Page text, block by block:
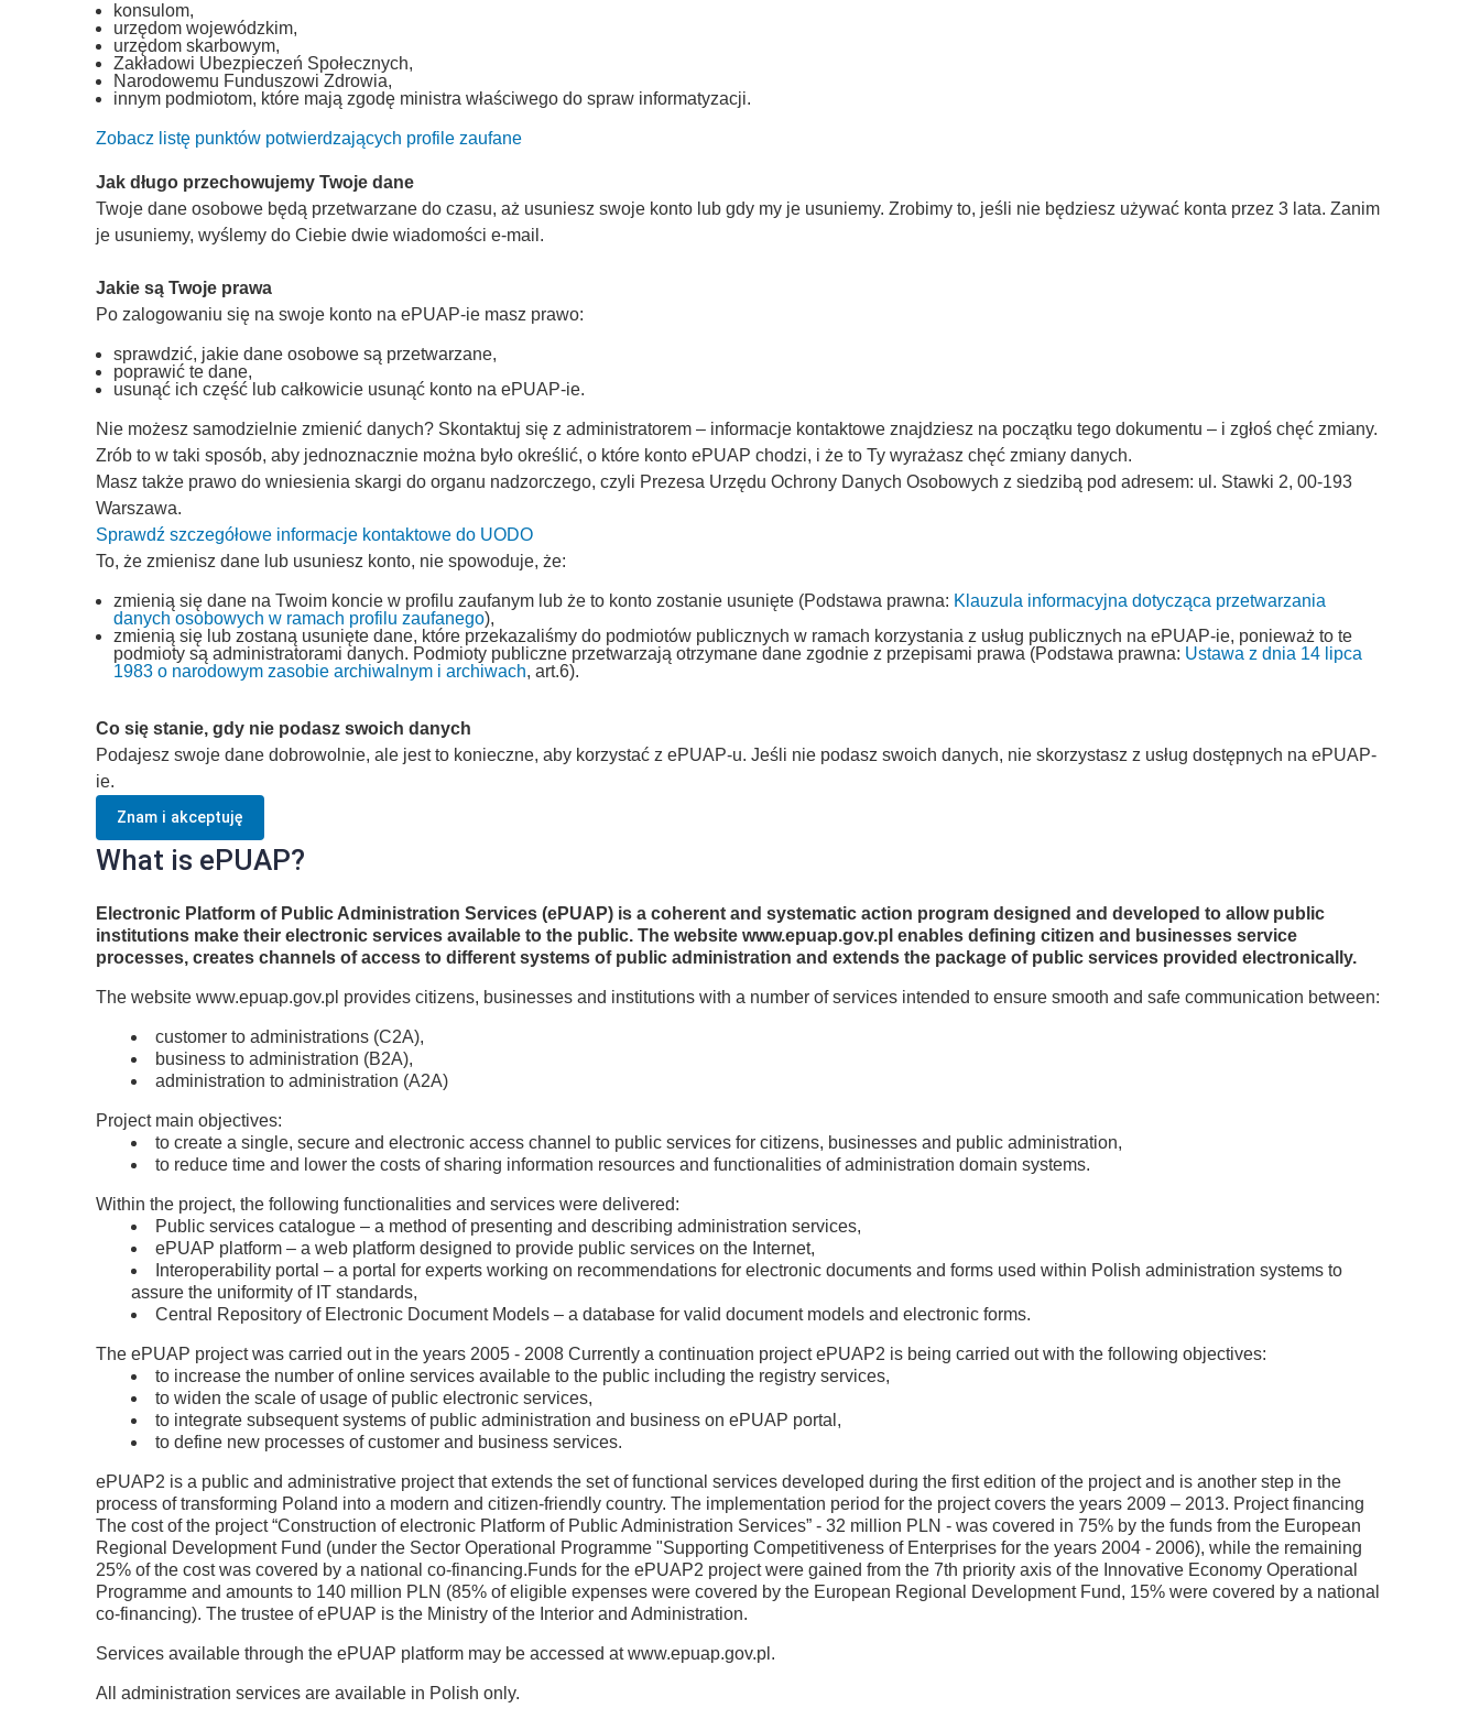
konsulom,
urzędom wojewódzkim,
urzędom skarbowym,
Zakładowi Ubezpieczeń Społecznych,
Narodowemu Funduszowi Zdrowia,
innym podmiotom, które mają zgodę ministra właściwego do spraw informatyzacji.
Zobacz listę punktów potwierdzających profile zaufane
Jak długo przechowujemy Twoje dane
Twoje dane osobowe będą przetwarzane do czasu, aż usuniesz swoje konto lub gdy my je usuniemy. Zrobimy to, jeśli nie będziesz używać konta przez 3 lata. Zanim
je usuniemy, wyślemy do Ciebie dwie wiadomości e-mail.
Jakie są Twoje prawa
Po zalogowaniu się na swoje konto na ePUAP-ie masz prawo:
sprawdzić, jakie dane osobowe są przetwarzane,
poprawić te dane,
usunąć ich część lub całkowicie usunąć konto na ePUAP-ie.
Nie możesz samodzielnie zmienić danych? Skontaktuj się z administratorem – informacje kontaktowe znajdziesz na początku tego dokumentu – i zgłoś chęć zmiany.
Zrób to w taki sposób, aby jednoznacznie można było określić, o które konto ePUAP chodzi, i że to Ty wyrażasz chęć zmiany danych.
Masz także prawo do wniesienia skargi do organu nadzorczego, czyli Prezesa Urzędu Ochrony Danych Osobowych z siedzibą pod adresem: ul. Stawki 2, 00-193
Warszawa.
Sprawdź szczegółowe informacje kontaktowe do UODO
To, że zmienisz dane lub usuniesz konto, nie spowoduje, że:
zmienią się dane na Twoim koncie w profilu zaufanym lub że to konto zostanie usunięte (Podstawa prawna: Klauzula informacyjna dotycząca przetwarzania
danych osobowych w ramach profilu zaufanego),
zmienią się lub zostaną usunięte dane, które przekazaliśmy do podmiotów publicznych w ramach korzystania z usług publicznych na ePUAP-ie, ponieważ to te
podmioty są administratorami danych. Podmioty publiczne przetwarzają otrzymane dane zgodnie z przepisami prawa (Podstawa prawna: Ustawa z dnia 14 lipca
1983 o narodowym zasobie archiwalnym i archiwach, art.6).
Co się stanie, gdy nie podasz swoich danych
Podajesz swoje dane dobrowolnie, ale jest to konieczne, aby korzystać z ePUAP-u. Jeśli nie podasz swoich danych, nie skorzystasz z usług dostępnych na ePUAP-
ie.
Znam i akceptuję
What is ePUAP?
Electronic Platform of Public Administration Services (ePUAP) is a coherent and systematic action program designed and developed to allow public
institutions make their electronic services available to the public. The website www.epuap.gov.pl enables defining citizen and businesses service
processes, creates channels of access to different systems of public administration and extends the package of public services provided electronically.
The website www.epuap.gov.pl provides citizens, businesses and institutions with a number of services intended to ensure smooth and safe communication between:
customer to administrations (C2A),
business to administration (B2A),
administration to administration (A2A)
Project main objectives:
to create a single, secure and electronic access channel to public services for citizens, businesses and public administration,
to reduce time and lower the costs of sharing information resources and functionalities of administration domain systems.
Within the project, the following functionalities and services were delivered:
Public services catalogue – a method of presenting and describing administration services,
ePUAP platform – a web platform designed to provide public services on the Internet,
Interoperability portal – a portal for experts working on recommendations for electronic documents and forms used within Polish administration systems to
assure the uniformity of IT standards,
Central Repository of Electronic Document Models – a database for valid document models and electronic forms.
The ePUAP project was carried out in the years 2005 - 2008 Currently a continuation project ePUAP2 is being carried out with the following objectives:
to increase the number of online services available to the public including the registry services,
to widen the scale of usage of public electronic services,
to integrate subsequent systems of public administration and business on ePUAP portal,
to define new processes of customer and business services.
ePUAP2 is a public and administrative project that extends the set of functional services developed during the first edition of the project and is another step in the
process of transforming Poland into a modern and citizen-friendly country. The implementation period for the project covers the years 2009 – 2013. Project financing
The cost of the project “Construction of electronic Platform of Public Administration Services” - 32 million PLN - was covered in 75% by the funds from the European
Regional Development Fund (under the Sector Operational Programme "Supporting Competitiveness of Enterprises for the years 2004 - 2006), while the remaining
25% of the cost was covered by a national co-financing.Funds for the ePUAP2 project were gained from the 7th priority axis of the Innovative Economy Operational
Programme and amounts to 140 million PLN (85% of eligible expenses were covered by the European Regional Development Fund, 15% were covered by a national
co-financing). The trustee of ePUAP is the Ministry of the Interior and Administration.
Services available through the ePUAP platform may be accessed at www.epuap.gov.pl.
All administration services are available in Polish only.